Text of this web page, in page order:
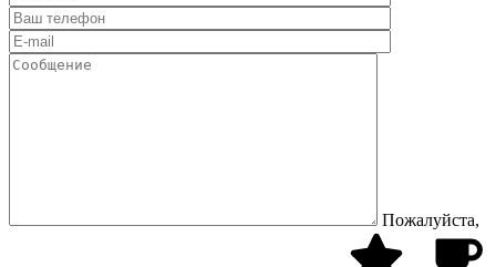
Пожалуйста,